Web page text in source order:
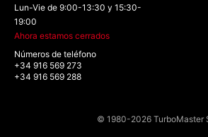
Lun-Vie de 9:00-13:30 y 15:30-
19:00
Ahora estamos cerrados
Números de teléfono
+34 916 569 273
+34 916 569 288
© 1980-2026 TurboMaster